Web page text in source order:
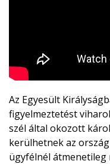
Az Egyesült
figyelmeztetést
szél által okozott
kerülhetnek az
ügyfélnél átmenetileg